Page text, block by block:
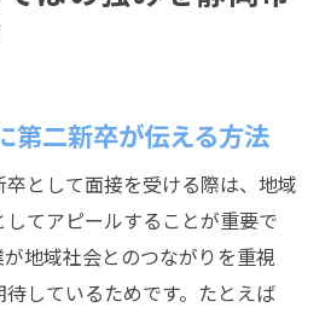
第二新卒が伝える方法
として面接を受ける際は、地域
てアピールすることが重要で
地域社会とのつながりを重視
しているためです。たとえば